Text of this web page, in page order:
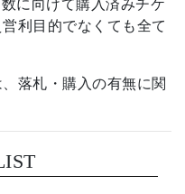
に向けて購入済みチケ
利目的でなくても全て
落札・購入の有無に関